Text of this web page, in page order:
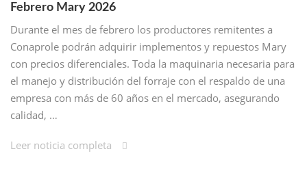
Febrero Mary 2026
Durante el mes de febrero los productores remitentes a
Conaprole podrán adquirir implementos y repuestos Mary
con precios diferenciales. Toda la maquinaria necesaria para
el manejo y distribución del forraje con el respaldo de una
empresa con más de 60 años en el mercado, asegurando
calidad, …
Leer noticia completa